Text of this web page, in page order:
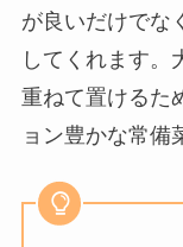
が良いだけでな
してくれます。
重ねて置けるた
ョン豊かな常備